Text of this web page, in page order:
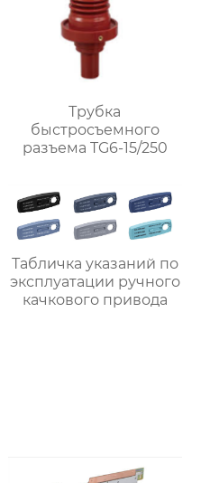
Трубка
быстросъемного
разъема TG6-15/250
Табличка указаний по
эксплуатации ручного
качкового привода